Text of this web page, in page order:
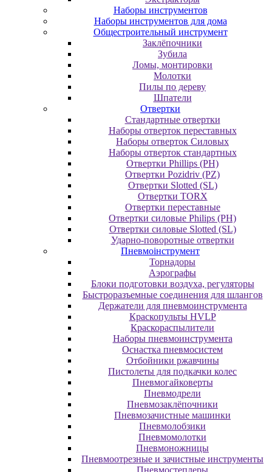
Наборы инструментов
Наборы инструментов для дома
Общестроительный инструмент
Заклёпочники
Зубила
Ломы, монтировки
Молотки
Пилы по дереву
Шпатели
Отвертки
Cтандартные отвертки
Наборы отверток переставных
Наборы отверток Силовых
Наборы отверток стандартных
Отвертки Phillips (PH)
Отвертки Pozidriv (PZ)
Отвертки Slotted (SL)
Отвертки TORX
Отвертки переставные
Отвертки силовые Philips (PH)
Отвертки силовые Slotted (SL)
Ударно-поворотные отвертки
Пневмоінструмент
Topнaдopы
Аэрографы
Блоки подготовки воздуха, регуляторы
Быстроразъемные соединения для шлангов
Держатели для пневмоинструмента
Краскопульты HVLP
Краскораспылители
Наборы пневмоинструмента
Оснастка пневмосистем
Отбойники ржавчины
Пистолеты для подкачки колес
Пневмогайковерты
Пневмодрели
Пневмозаклёпочники
Пневмозачистные машинки
Пневмолобзики
Пневмомолотки
Пневмоножницы
Пневмоотрезные и зачистные инструменты
Пневмостеплеры